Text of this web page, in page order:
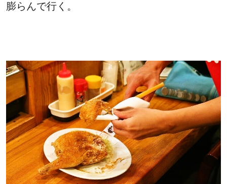
膨らんで行く。